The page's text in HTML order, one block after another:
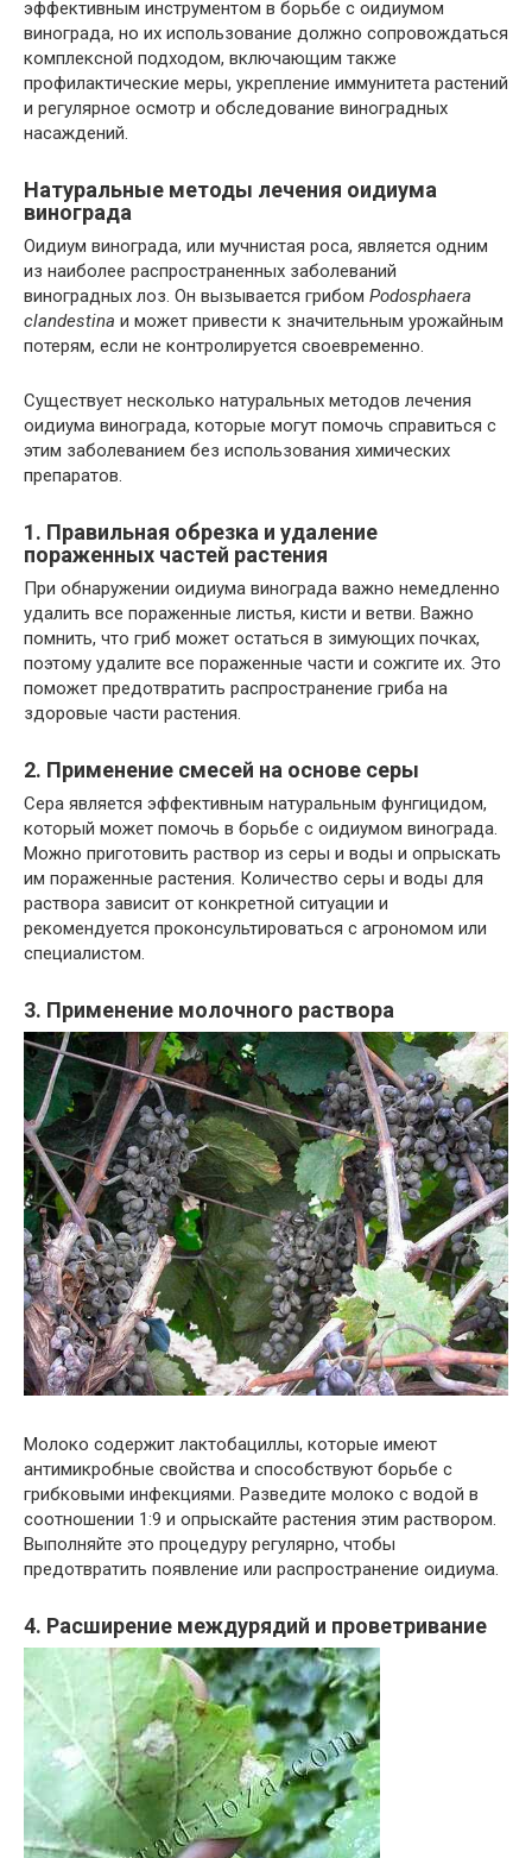
эффективным инструментом в борьбе с оидиумом
винограда, но их использование должно сопровождаться
комплексной подходом, включающим также
профилактические меры, укрепление иммунитета растений
и регулярное осмотр и обследование виноградных
насаждений.
Натуральные методы лечения оидиума
винограда
Оидиум винограда, или мучнистая роса, является одним
из наиболее распространенных заболеваний
виноградных лоз. Он вызывается грибом Podosphaera
clandestina и может привести к значительным урожайным
потерям, если не контролируется своевременно.
Существует несколько натуральных методов лечения
оидиума винограда, которые могут помочь справиться с
этим заболеванием без использования химических
препаратов.
1. Правильная обрезка и удаление
пораженных частей растения
При обнаружении оидиума винограда важно немедленно
удалить все пораженные листья, кисти и ветви. Важно
помнить, что гриб может остаться в зимующих почках,
поэтому удалите все пораженные части и сожгите их. Это
поможет предотвратить распространение гриба на
здоровые части растения.
2. Применение смесей на основе серы
Сера является эффективным натуральным фунгицидом,
который может помочь в борьбе с оидиумом винограда.
Можно приготовить раствор из серы и воды и опрыскать
им пораженные растения. Количество серы и воды для
раствора зависит от конкретной ситуации и
рекомендуется проконсультироваться с агрономом или
специалистом.
3. Применение молочного раствора
Молоко содержит лактобациллы, которые имеют
антимикробные свойства и способствуют борьбе с
грибковыми инфекциями. Разведите молоко с водой в
соотношении 1:9 и опрыскайте растения этим раствором.
Выполняйте это процедуру регулярно, чтобы
предотвратить появление или распространение оидиума.
4. Расширение междурядий и проветривание